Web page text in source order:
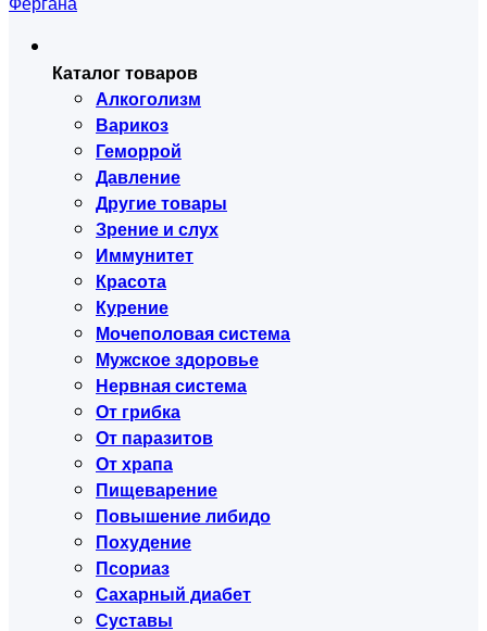
Каталог товаров
Алкоголизм
Варикоз
Геморрой
Давление
Другие товары
Зрение и слух
Иммунитет
Красота
Курение
Мочеполовая система
Мужское здоровье
Нервная система
От грибка
От паразитов
От храпа
Пищеварение
Повышение либидо
Похудение
Псориаз
Сахарный диабет
Суставы